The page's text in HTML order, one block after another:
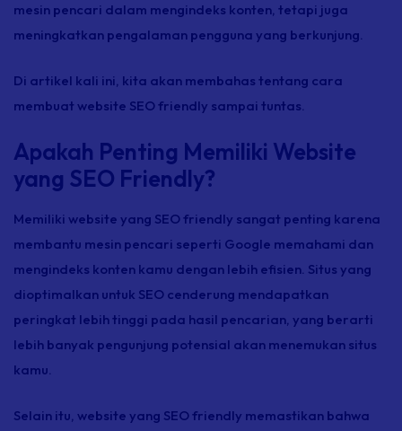
mesin pencari dalam mengindeks konten, tetapi juga
meningkatkan pengalaman pengguna yang berkunjung.
Di artikel kali ini, kita akan membahas tentang cara
membuat website SEOfriendly sampai tuntas.
Apakah Penting Memiliki Website
yang SEO Friendly?
Memiliki website yang SEOfriendly sangat penting karena
membantu mesin pencari seperti Google memahami dan
mengindeks konten kamu dengan lebih efisien. Situs yang
dioptimalkan untuk SEO cenderung mendapatkan
peringkat lebih tinggi pada hasil pencarian, yang berarti
lebih banyak pengunjung potensial akan menemukan situs
kamu.
Selain itu, website yang SEOfriendly memastikan bahwa